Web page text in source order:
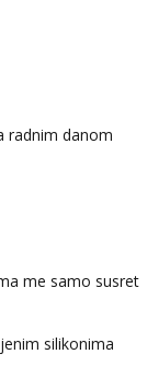
radnim danom
me samo susret
silikonima